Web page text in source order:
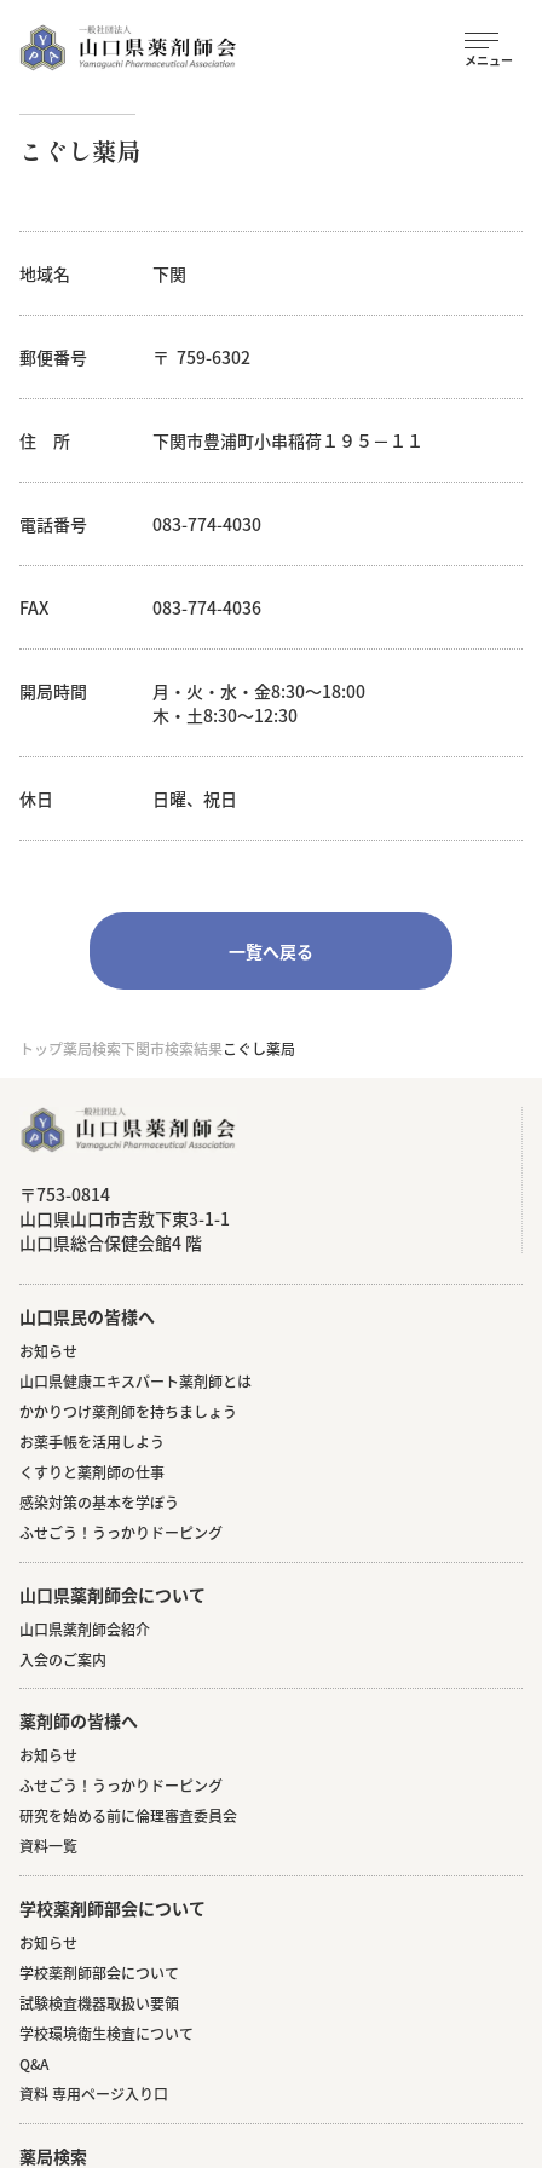
こぐし薬局
地域名 下関
郵便番号 759-6302
住 所 下関市豊浦町小串稲荷１９５－１１
電話番号 083-774-4030
FAX 083-774-4036
開局時間
月・火・水・金8:30～18:00
木・土8:30～12:30
休日 日曜、祝日
一覧へ戻る
トップ薬局検索下関市検索結果こぐし薬局
〒753-0814
⼭⼝県⼭⼝市吉敷下東3-1-1
⼭⼝県総合保健会館4 階
山口県民の皆様へ
お知らせ
山口県健康エキスパート薬剤師とは
かかりつけ薬剤師を持ちましょう
お薬手帳を活用しよう
くすりと薬剤師の仕事
感染対策の基本を学ぼう
ふせごう！うっかりドーピング
山口県薬剤師会について
山口県薬剤師会紹介
入会のご案内
薬剤師の皆様へ
お知らせ
ふせごう！うっかりドーピング
研究を始める前に倫理審査委員会
資料一覧
学校薬剤師部会について
お知らせ
学校薬剤師部会について
試験検査機器取扱い要領
学校環境衛生検査について
Q&A
資料 専用ページ入り口
薬局検索